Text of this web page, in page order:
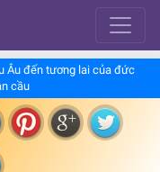
Âu đến tương lai của đức
cầu